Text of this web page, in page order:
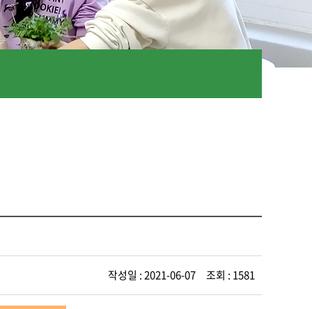
작성일 : 2021-06-07 조회 : 1581